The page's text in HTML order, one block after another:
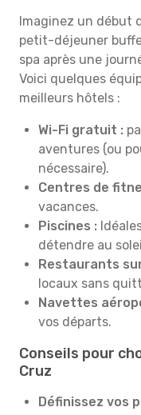
Imaginez un début
petit-déjeuner
spa après une
Voici quelques
meilleurs hôtels :
Wi-Fi gratuit :
aventures (ou
nécessaire).
Centres de
vacances.
Piscines :
détendre au
Restaurants
locaux sans
Navettes
vos départs.
Conseils pour
Cruz
Définissez vos